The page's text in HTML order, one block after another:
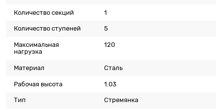
Количество секций 1
Количество ступеней 5
Максимальная
нагрузка
120
Материал Сталь
Рабочая высота 1.03
Тип Стремянка